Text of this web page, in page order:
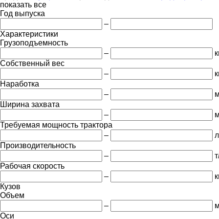
показать все
Год выпуска
–
Характеристики
Грузоподъемность
–
Собственный вес
–
Наработка
–
Ширина захвата
–
м
Требуемая мощность трактора
–
Производительность
–
Рабочая скорость
–
Кузов
Объем
–
Оси